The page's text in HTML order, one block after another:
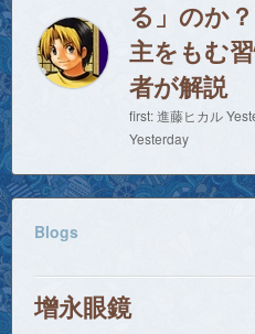
る」のか
主をもむ
者が解説
first: 進藤ヒカル
Yesterday
Blogs
增永眼鏡